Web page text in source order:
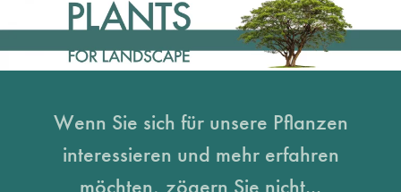
Wenn Sie sich für unsere Pflanzen
interessieren und mehr erfahren
möchten, zögern Sie nicht...